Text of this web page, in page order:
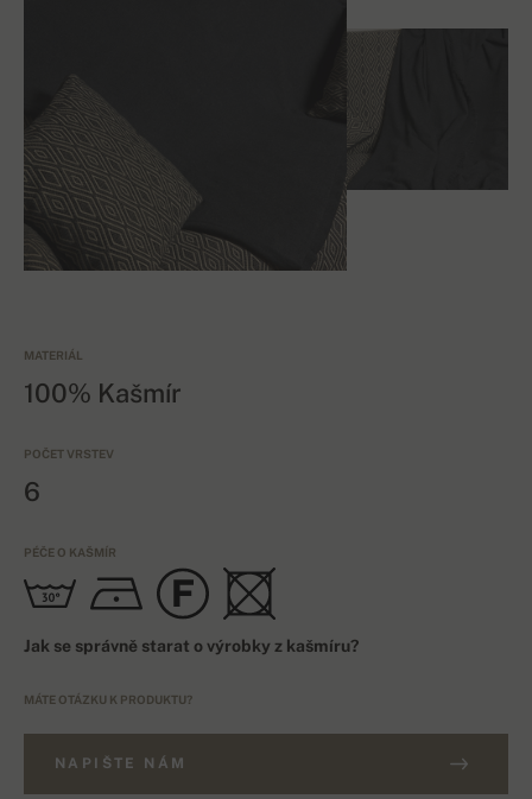
MATERIÁL
100% Kašmír
POČET VRSTEV
6
PÉČE O KAŠMÍR
Jak se správně starat o výrobky z kašmíru?
MÁTE OTÁZKU K PRODUKTU?
NAPIŠTE NÁM